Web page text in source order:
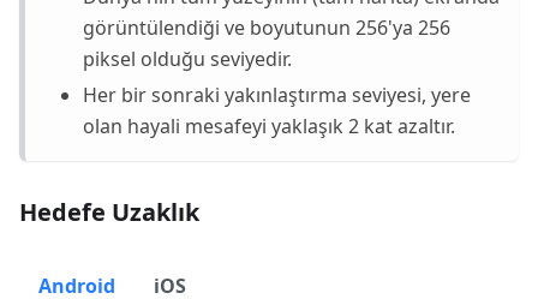
görüntülendiği ve boyutunun 256'ya 256
piksel olduğu seviyedir.
Her bir sonraki yakınlaştırma seviyesi, yere
olan hayali mesafeyi yaklaşık 2 kat azaltır.
Hedefe Uzaklık
Android iOS